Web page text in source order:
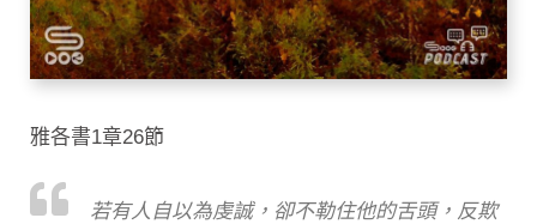
雅各書1章26節
若有人自以為虔誠，卻不勒住他的舌頭，反欺